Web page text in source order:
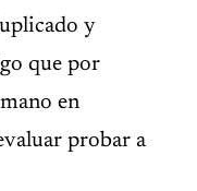
y
que por
en
probar a